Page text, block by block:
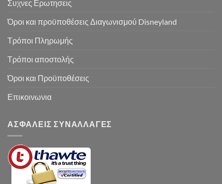
Συχνες Ερωτησεις
Όροι και προϋποθέσεις Διαγωνισμού Disneyland
Τρόποι Πληρωμής
Τρόποι αποστολής
Όροι και Προϋποθέσεις
Επικοινωνια
ΑΣΦΑΛΕΙΣ ΣΥΝΑΛΛΑΓΕΣ